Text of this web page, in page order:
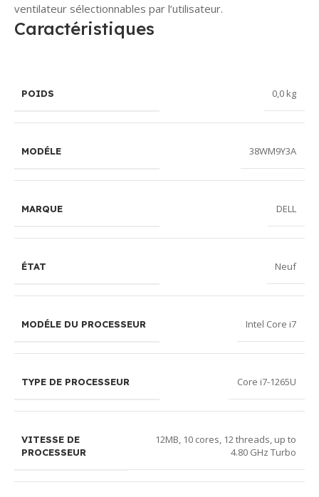
ventilateur sélectionnables par l’utilisateur.
Caractéristiques
POIDS 0,0 kg
MODÉLE 38WM9Y3A
MARQUE DELL
ÉTAT Neuf
MODÉLE DU PROCESSEUR Intel Core i7
TYPE DE PROCESSEUR Core i7-1265U
VITESSE DE
PROCESSEUR
12MB, 10 cores, 12 threads, up to
4.80 GHz Turbo